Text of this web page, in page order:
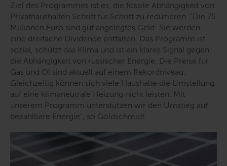
Ziel des Programmes ist es, die fossile Abhängigkeit von
Privathaushalten Schritt für Schritt zu reduzieren. "Die 75
Millionen Euro sind gut angelegtes Geld: Sie werden
eine dreifache Dividende entfalten. Das Programm ist
sozial, schützt das Klima und ist ein klares Signal gegen
die Abhängigkeit von russischer Energie. Die Preise für
Gas und Öl sind aktuell auf einem Rekordniveau.
Gleichzeitig können sich viele Haushalte die Umstellung
auf eine klimaneutrale Heizung nicht leisten. Mit
unserem Programm unterstützen wir den Umstieg auf
bezahlbare Energie“, so Goldschmidt.